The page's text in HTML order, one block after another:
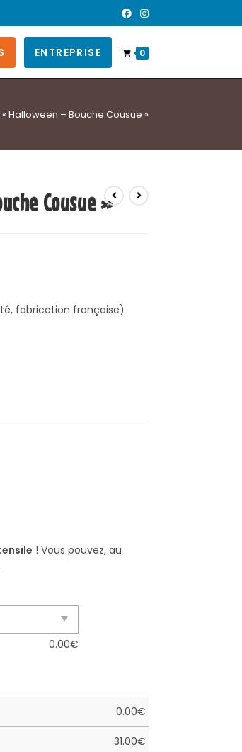
ENTREPRISE 0
Halloween – Bouche Cousue »
Cousue »
fabrication française)
! Vous pouvez, au
0.00€
0.00€
31.00€